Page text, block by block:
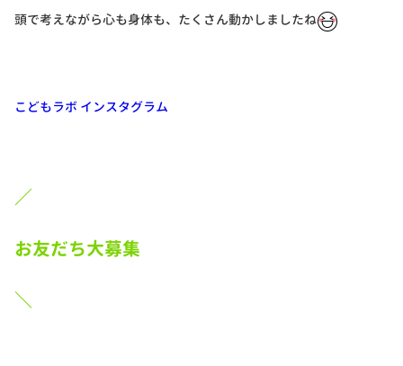
頭で考えながら心も身体も、たくさん動かしましたね
こどもラボ インスタグラム
／
お友だち大募集
＼